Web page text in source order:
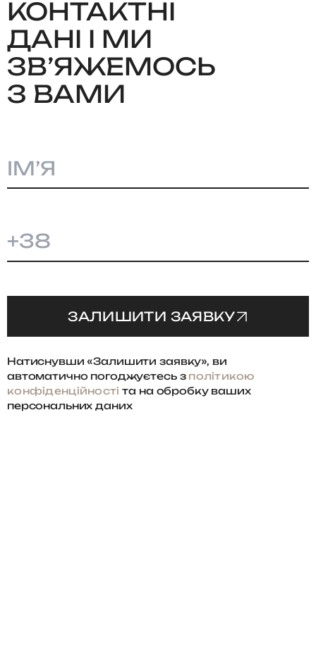
КОНТАКТНІ
ДАНІ І МИ
ЗВʼЯЖЕМОСЬ
З ВАМИ
+38
ЗАЛИШИТИ ЗАЯВКУ
Натиснувши «Залишити заявку», ви
автоматично погоджуєтесь з політикою
конфіденційності та на обробку ваших
персональних даних